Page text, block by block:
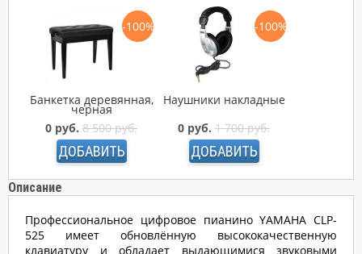
Банкетка деревянная,
черная
0 руб. 8 500 руб.
-100%
ДОБАВИТЬ
Наушники накладные
0 руб. 1 700 руб.
-100%
ДОБАВИТЬ
Описание
Профессиональное цифровое пианино YAMAHA CLP-
525 имеет обновлённую высококачественную
клавиатуру и обладает выдающимися звуковыми